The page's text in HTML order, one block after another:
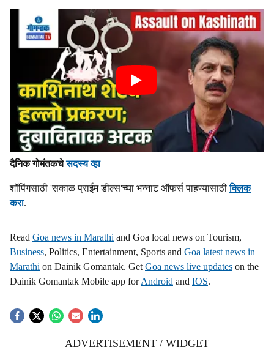
दैनिक गोमंतकचेसदस्य व्हा
शॉपिंगसाठी 'सकाळ प्राईम डील्स'च्या भन्नाट ऑफर्स पाहण्यासाठीक्लिक
करा.
Read Goa news in Marathi and Goa local news on Tourism,
Business, Politics, Entertainment, Sports and Goa latest news in
Marathi on Dainik Gomantak. Get Goa news live updates on the
Dainik Gomantak Mobile app forAndroid and IOS.
ADVERTISEMENT / WIDGET